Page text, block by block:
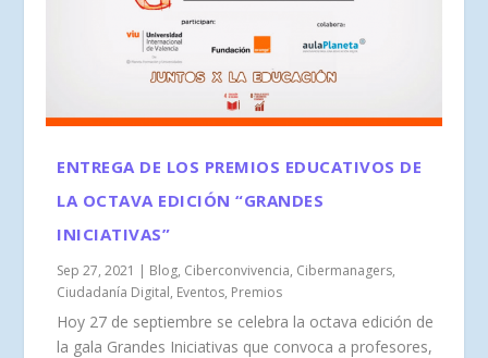
ENTREGA DE LOS PREMIOS EDUCATIVOS DE
LA OCTAVA EDICIÓN “GRANDES
INICIATIVAS”
Sep 27, 2021 | Blog, Ciberconvivencia, Cibermanagers,
Ciudadanía Digital, Eventos, Premios
Hoy 27 de septiembre se celebra la octava edición de
la gala Grandes Iniciativas que convoca a profesores,